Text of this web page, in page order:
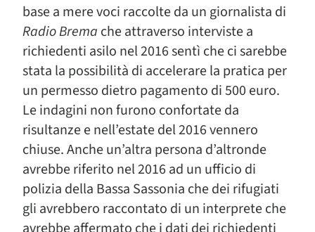
base a mere voci raccolte da un giornalista di
Radio Brema che attraverso interviste a
richiedenti asilo nel 2016 sentì che ci sarebbe
stata la possibilità di accelerare la pratica per
un permesso dietro pagamento di 500 euro.
Le indagini non furono confortate da
risultanze e nell’estate del 2016 vennero
chiuse. Anche un’altra persona d’altronde
avrebbe riferito nel 2016 ad un ufficio di
polizia della Bassa Sassonia che dei rifugiati
gli avrebbero raccontato di un interprete che